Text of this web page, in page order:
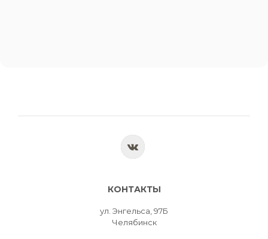
КОНТАКТЫ
ул. Энгельса, 97Б
Челябинск